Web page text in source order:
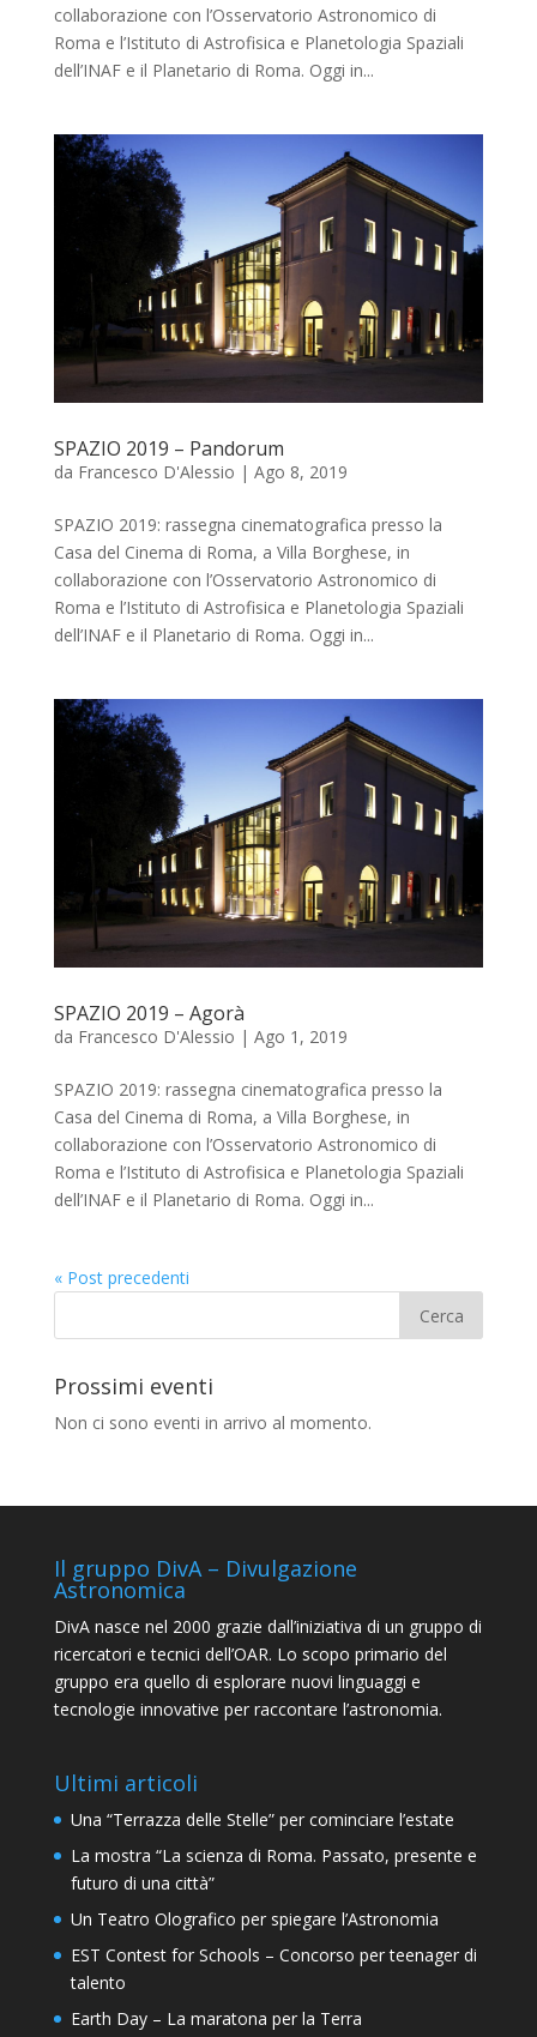
collaborazione con l’Osservatorio Astronomico di
Roma e l’Istituto di Astrofisica e Planetologia Spaziali
dell’INAF e il Planetario di Roma. Oggi in...
SPAZIO 2019 – Pandorum
da Francesco D'Alessio | Ago 8, 2019
SPAZIO 2019: rassegna cinematografica presso la
Casa del Cinema di Roma, a Villa Borghese, in
collaborazione con l’Osservatorio Astronomico di
Roma e l’Istituto di Astrofisica e Planetologia Spaziali
dell’INAF e il Planetario di Roma. Oggi in...
SPAZIO 2019 – Agorà
da Francesco D'Alessio | Ago 1, 2019
SPAZIO 2019: rassegna cinematografica presso la
Casa del Cinema di Roma, a Villa Borghese, in
collaborazione con l’Osservatorio Astronomico di
Roma e l’Istituto di Astrofisica e Planetologia Spaziali
dell’INAF e il Planetario di Roma. Oggi in...
« Post precedenti
Prossimi eventi
Non ci sono eventi in arrivo al momento.
Il gruppo DivA – Divulgazione
Astronomica
DivA nasce nel 2000 grazie dall’iniziativa di un gruppo di
ricercatori e tecnici dell’OAR. Lo scopo primario del
gruppo era quello di esplorare nuovi linguaggi e
tecnologie innovative per raccontare l’astronomia.
Ultimi articoli
Una “Terrazza delle Stelle” per cominciare l’estate
La mostra “La scienza di Roma. Passato, presente e
futuro di una città”
Un Teatro Olografico per spiegare l’Astronomia
EST Contest for Schools – Concorso per teenager di
talento
Earth Day – La maratona per la Terra